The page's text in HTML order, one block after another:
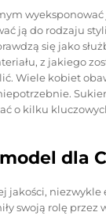
ją do rodzaju
się jako
z jakiego
Wiele kobiet
o kilku
dla
jakości,
swoją rolę